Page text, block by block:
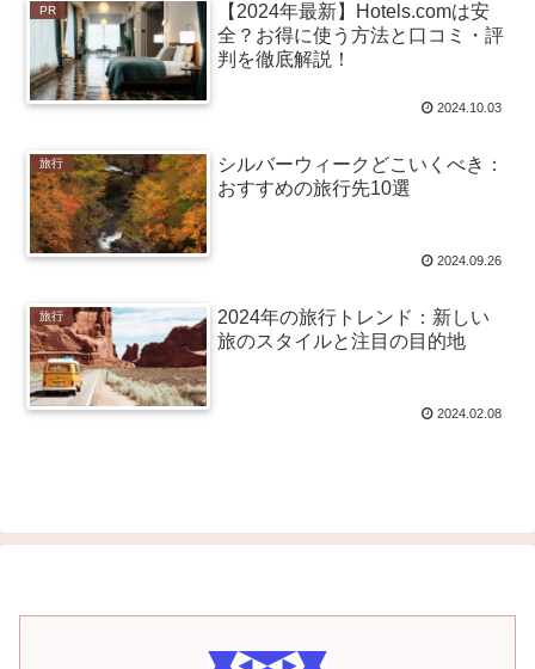
PR
【2024年最新】Hotels.comは安
全？お得に使う方法と口コミ・評
判を徹底解説！
2024.10.03
旅行
シルバーウィークどこいくべき：
おすすめの旅行先10選
2024.09.26
旅行
2024年の旅行トレンド：新しい
旅のスタイルと注目の目的地
2024.02.08